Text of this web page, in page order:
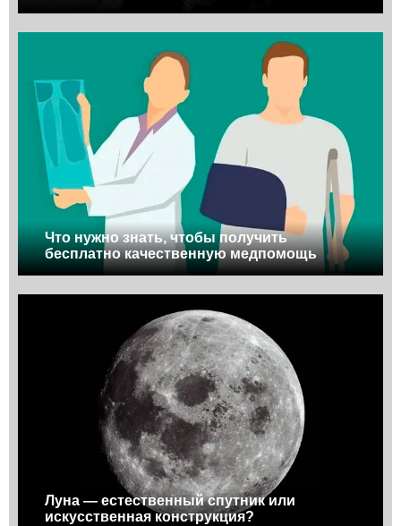
Что нужно знать, чтобы получить
бесплатно качественную медпомощь
Луна — естественный спутник или
искусственная конструкция?